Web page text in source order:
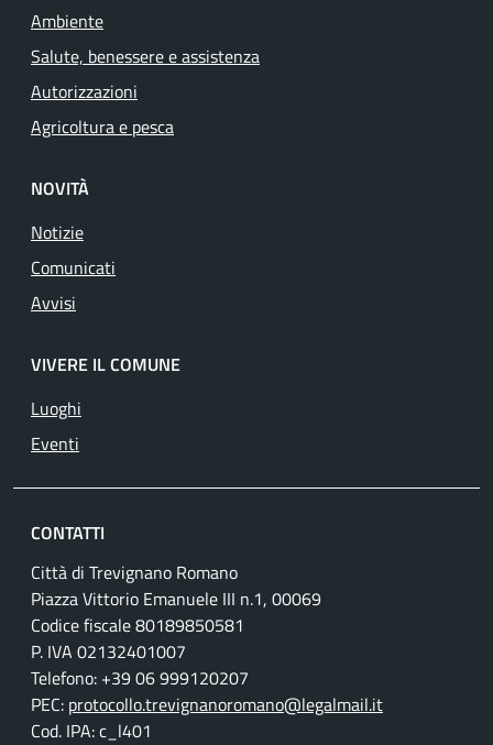
Ambiente
Salute, benessere e assistenza
Autorizzazioni
Agricoltura e pesca
NOVITÀ
Notizie
Comunicati
Avvisi
VIVERE IL COMUNE
Luoghi
Eventi
CONTATTI
Città di Trevignano Romano
Piazza Vittorio Emanuele III n.1, 00069
Codice fiscale 80189850581
P. IVA 02132401007
Telefono: +39 06 999120207
PEC: protocollo.trevignanoromano@legalmail.it
Cod. IPA: c_l401